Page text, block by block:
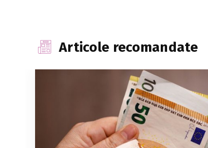
Articole recomandate